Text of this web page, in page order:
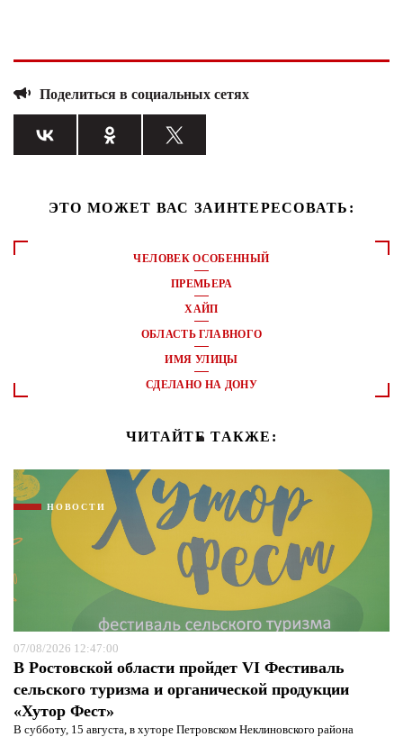
Поделиться в социальных сетях
ЭТО МОЖЕТ ВАС ЗАИНТЕРЕСОВАТЬ:
ЧЕЛОВЕК ОСОБЕННЫЙ
ПРЕМЬЕРА
ХАЙП
ОБЛАСТЬ ГЛАВНОГО
ИМЯ УЛИЦЫ
СДЕЛАНО НА ДОНУ
ЧИТАЙТЕ ТАКЖЕ:
НОВОСТИ
07/08/2026 12:47:00
В Ростовской области пройдет VI Фестиваль
сельского туризма и органической продукции
«Хутор Фест»
В субботу, 15 августа, в хуторе Петровском Неклиновского района